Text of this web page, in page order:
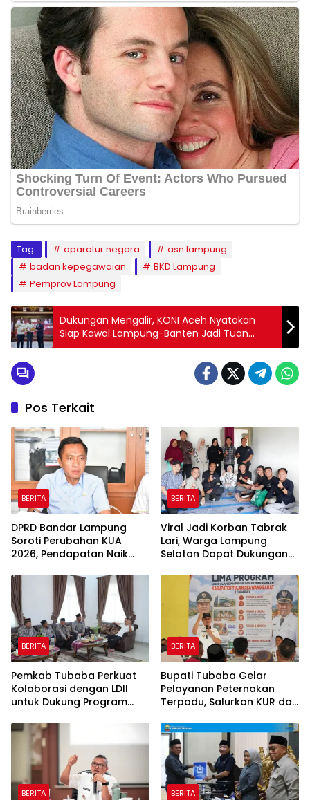
Tag: aparatur negara
asn lampung
badan kepegawaian
BKD Lampung
Pemprov Lampung
Dukungan Mengalir, KONI Aceh Nyatakan
Siap Kawal Lampung-Banten Jadi Tuan
Rumah PON 2032
Pos Terkait
BERITA
DPRD Bandar Lampung
Soroti Perubahan KUA
2026, Pendapatan Naik
Dipangkas
BERITA
Viral Jadi Korban Tabrak
Lari, Warga Lampung
Selatan Dapat Dukungan
Influencer
BERITA
Pemkab Tubaba Perkuat
Kolaborasi dengan LDII
untuk Dukung Program
BERITA
Bupati Tubaba Gelar
Pelayanan Peternakan
Terpadu, Salurkan KUR dan
Ketenagakerjaan
BERITA BERITA